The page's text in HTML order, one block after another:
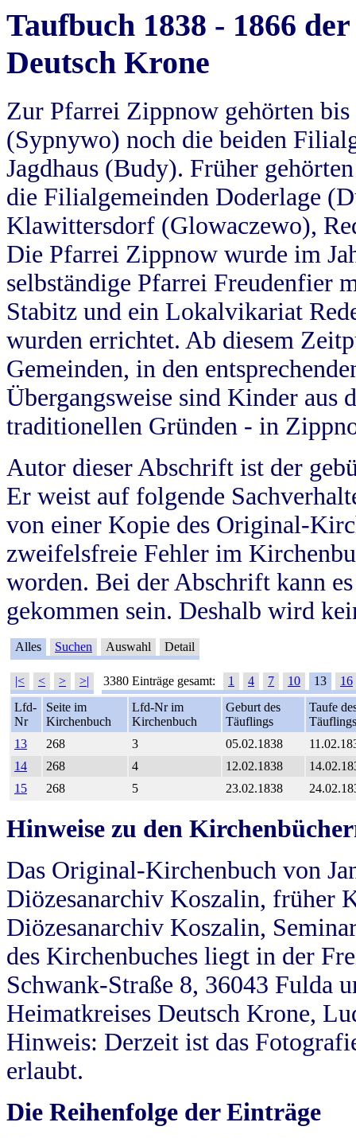
Taufbuch 1838 - 1866
Deutsch Krone
Zur Pfarrei Zippnow gehörten
(Sypnywo) noch die beiden
Jagdhaus (Budy). Früher
die Filialgemeinden Doderlage
Klawittersdorf (Glowaczewo),
Die Pfarrei Zippnow wurde im
selbständige Pfarrei Freudenfier
Stabitz und ein Lokalvikariat
wurden errichtet. Ab diesem
Gemeinden, in den
Übergangsweise sind Kinder aus
traditionellen Gründen - in
Autor dieser Abschrift ist der
Er weist auf folgende
von einer Kopie des Original-
zweifelsfreie Fehler im
worden. Bei der Abschrift kann
gekommen sein. Deshalb wird
Alles Suchen Auswahl Detail
|< < > >| 3380 Einträge gesamt: 1 4 7 10 13
16
Lfd-
Nr
Seite im
Kirchenbuch
Lfd-Nr im
Kirchenbuch
Geburt des
Täuflings
Taufe
Täuflings
13
268 3 05.02.1838
14
268 4 12.02.1838
15
268 5 23.02.1838
Hinweise zu den
Das Original-Kirchenbuch von
Diözesanarchiv Koszalin, früher
Diözesanarchiv Koszalin,
des Kirchenbuches liegt in der
Schwank-Straße 8, 36043 Fulda
Heimatkreises Deutsch Krone,
Hinweis: Derzeit ist das
erlaubt.
Die Reihenfolge der Einträge